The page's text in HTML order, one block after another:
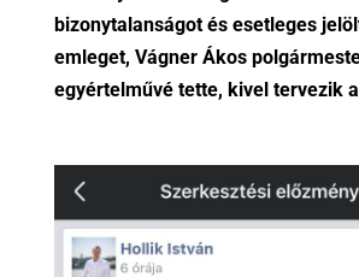
bizonytalanságot és esetleges
emleget, Vágner Ákos
egyértelművé tette, kivel tervezik